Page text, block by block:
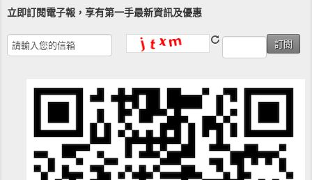
立即訂閱電子報，享有第一手最新資訊及優惠